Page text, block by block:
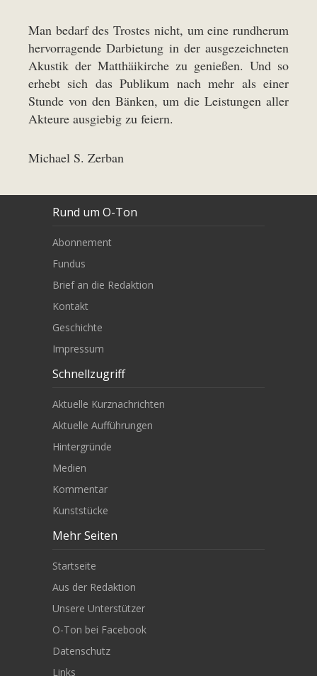
Man bedarf des Trostes nicht, um eine rundherum
hervorragende Darbietung in der ausgezeichneten
Akustik der Matthäikirche zu genießen. Und so
erhebt sich das Publikum nach mehr als einer
Stunde von den Bänken, um die Leistungen aller
Akteure ausgiebig zu feiern.
Michael S. Zerban
Rund um O-Ton
Abonnement
Fundus
Brief an die Redaktion
Kontakt
Geschichte
Impressum
Schnellzugriff
Aktuelle Kurznachrichten
Aktuelle Aufführungen
Hintergründe
Medien
Kommentar
Kunststücke
Mehr Seiten
Startseite
Aus der Redaktion
Unsere Unterstützer
O-Ton bei Facebook
Datenschutz
Links